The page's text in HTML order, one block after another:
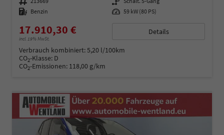
Kraftstoff Benzin Leistung 59 kW (80 PS)
17.910,30 €
incl. 19% MwSt.
Details
Verbrauch kombiniert:5,20 l/100km
CO2-Klasse: D
CO2-Emissionen: 118,00 g/km